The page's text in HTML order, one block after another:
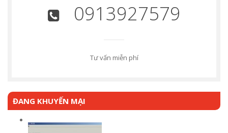
0913927579
Tư vấn miễn phí
ĐANG KHUYẾN MẠI